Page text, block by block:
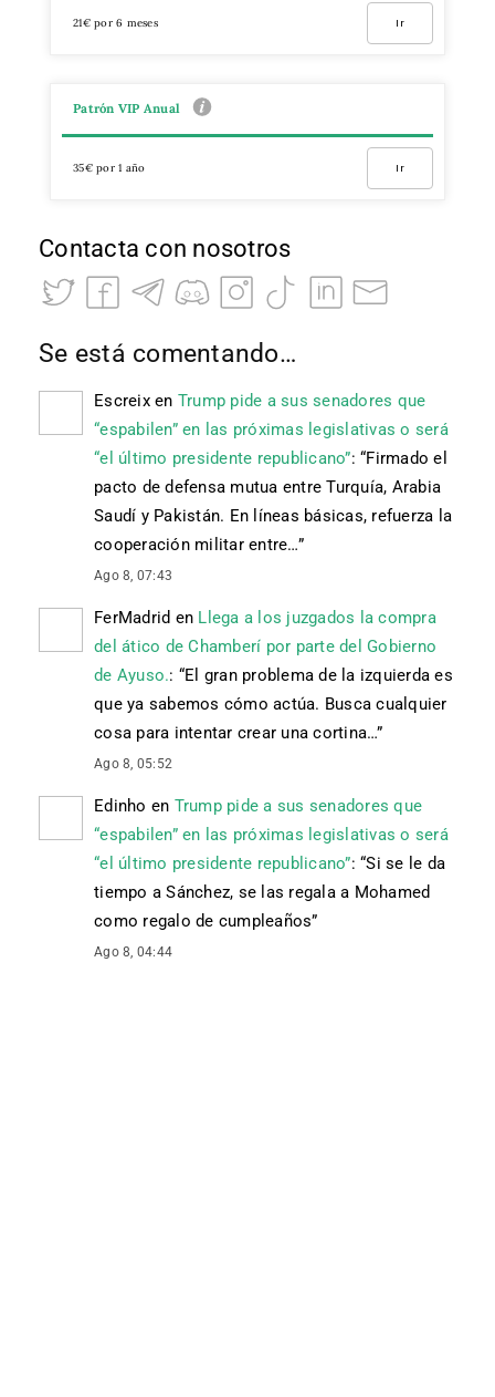
21€ por 6 meses Ir
Patrón VIP Anual
35€ por 1 año Ir
Contacta con nosotros
Se está comentando…
Escreixen Trump pide a sus senadores que
“espabilen” en las próximas legislativas o será
“el último presidente republicano”: “Firmado el
pacto de defensa mutua entre Turquía, Arabia
Saudí y Pakistán. En líneas básicas, refuerza la
cooperación militar entre…”
Ago 8, 07:43
FerMadrid en Llega a los juzgados la compra
del ático de Chamberí por parte del Gobierno
de Ayuso.: “El gran problema de la izquierda es
que ya sabemos cómo actúa. Busca cualquier
cosa para intentar crear una cortina…”
Ago 8, 05:52
Edinho en Trump pide a sus senadores que
“espabilen” en las próximas legislativas o será
“el último presidente republicano”: “Si se le da
tiempo a Sánchez, se las regala a Mohamed
como regalo de cumpleaños”
Ago 8, 04:44